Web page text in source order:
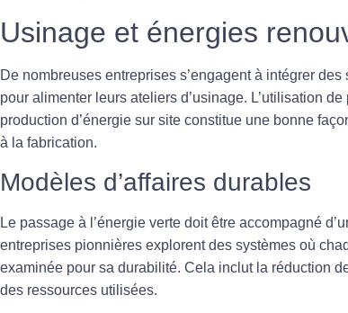
Usinage et énergies
De nombreuses entreprises s’engagent à intégrer
pour alimenter leurs ateliers d’usinage. L’utilisation
production d’énergie sur site constitue une bonne
à la fabrication.
Modèles d’affaires durables
Le passage à l’énergie verte doit être accompagné
entreprises pionnières explorent des systèmes où
examinée pour sa durabilité. Cela inclut la réduction
des ressources utilisées.